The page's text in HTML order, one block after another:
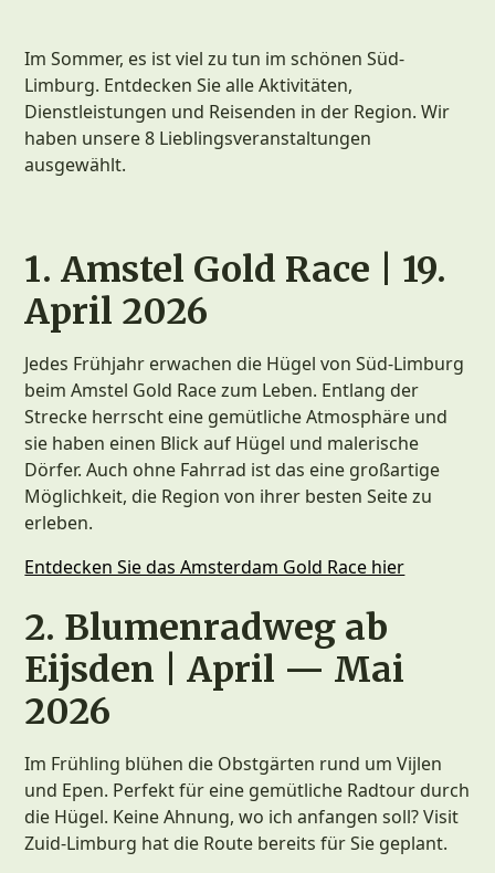
Im Sommer, es ist viel zu tun im schönen Süd-
Limburg. Entdecken Sie alle Aktivitäten,
Dienstleistungen und Reisenden in der Region. Wir
haben unsere 8 Lieblingsveranstaltungen
ausgewählt.
1. Amstel Gold Race | 19.
April 2026
Jedes Frühjahr erwachen die Hügel von Süd-Limburg
beim Amstel Gold Race zum Leben. Entlang der
Strecke herrscht eine gemütliche Atmosphäre und
sie haben einen Blick auf Hügel und malerische
Dörfer. Auch ohne Fahrrad ist das eine großartige
Möglichkeit, die Region von ihrer besten Seite zu
erleben.
Entdecken Sie das Amsterdam Gold Race hier
2. Blumenradweg ab
Eijsden | April — Mai
2026
Im Frühling blühen die Obstgärten rund um Vijlen
und Epen. Perfekt für eine gemütliche Radtour durch
die Hügel. Keine Ahnung, wo ich anfangen soll? Visit
Zuid‑Limburg hat die Route bereits für Sie geplant.